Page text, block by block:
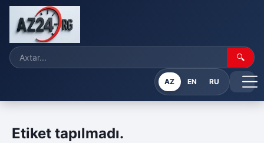
🔍
AZ EN RU
Etiket tapılmadı.